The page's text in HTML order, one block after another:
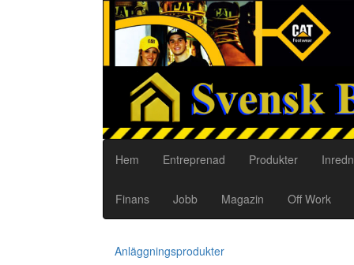
Hem Entreprenad Produkter
Finans Jobb Magazin Off Work
Anläggningsprodukter